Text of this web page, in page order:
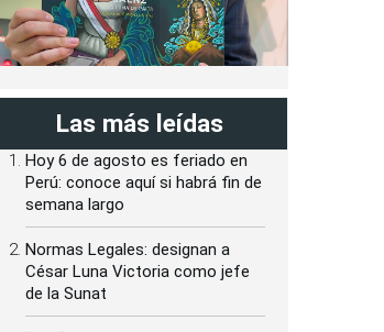
Las más leídas
Hoy 6 de agosto es feriado en
Perú: conoce aquí si habrá fin de
semana largo
Normas Legales: designan a
César Luna Victoria como jefe
de la Sunat